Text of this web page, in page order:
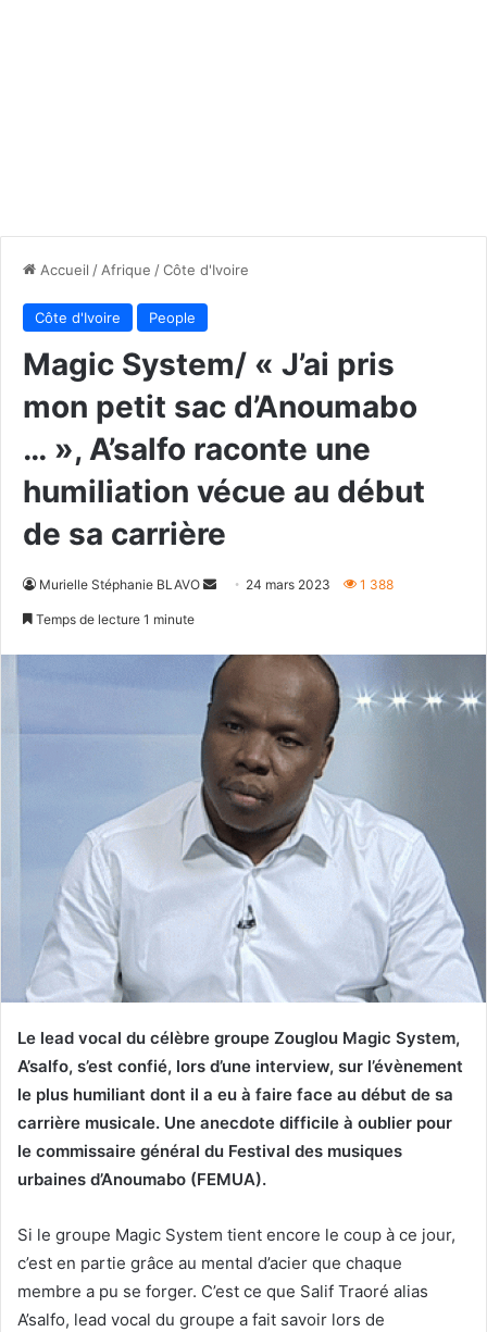
Accueil / Afrique /Côte d'Ivoire
Côte d'Ivoire People
Magic System/ « J’ai pris
mon petit sac d’Anoumabo
… », A’salfo raconte une
humiliation vécue au début
de sa carrière
Murielle Stéphanie BLAVO
Envoyer24 mars 2023 1 388
Temps de lecture 1 minute
Le lead vocal du célèbre groupe Zouglou Magic System,
A’salfo, s’est confié, lors d’une interview, sur l’évènement
le plus humiliant dont il a eu à faire face au début de sa
carrière musicale. Une anecdote difficile à oublier pour
le commissaire général du Festival des musiques
urbaines d’Anoumabo (FEMUA).
Si le groupe Magic System tient encore le coup à ce jour,
c’est en partie grâce au mental d’acier que chaque
membre a pu se forger. C’est ce que Salif Traoré alias
A’salfo, lead vocal du groupe a fait savoir lors de